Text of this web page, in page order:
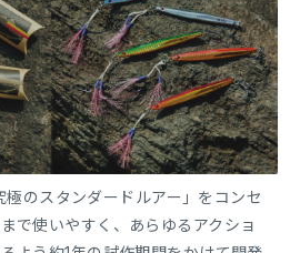
のスタンダードルアー」をコンセ
で使いやすく、あらゆるアクショ